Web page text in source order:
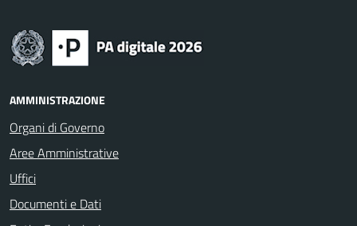
AMMINISTRAZIONE
Organi di Governo
Aree Amministrative
Uffici
Documenti e Dati